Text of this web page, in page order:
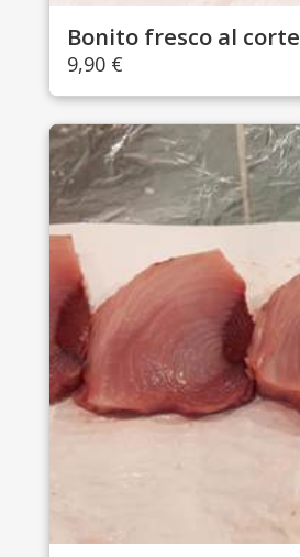
Bonito fresco al corte
9,90 €